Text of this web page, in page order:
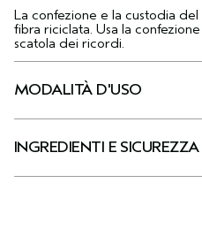
La confezione e la custodia
fibra riciclata. Usa la
scatola dei ricordi.
MODALITÀ D'USO
INGREDIENTI E SICUREZZA